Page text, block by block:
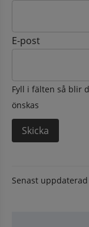
E-post
Fyll i fälten så blir
önskas
Senast uppdaterad